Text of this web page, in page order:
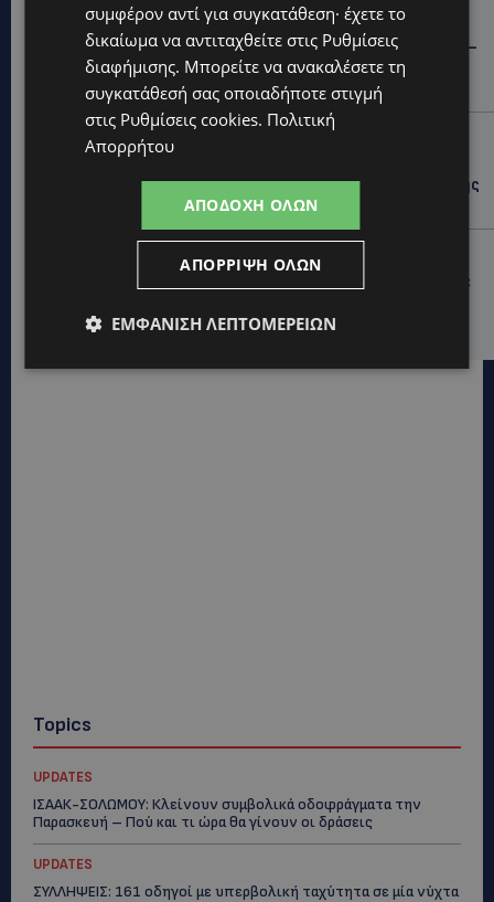
STORIES
ΓΕΝΕΘΛΙΟΣ ΗΜΕΡΑ: Η ηλικία είναι μόνο ένας αριθμός –
Οι άνθρωποι και οι στιγμές είναι η πραγματική μας
ιστορία
STORIES
μητέρα τριών παιδιών – Έρανος για τη θεραπεία της
ΚΑΤΑΓΓΕΛΙΑ: Για άνδρα που φέρεται να παρενοχλούσε
έρευνες
Topics
UPDATES
ΙΣΑΑΚ-ΣΟΛΩΜΟΥ: Κλείνουν συμβολικά οδοφράγματα την
Παρασκευή – Πού και τι ώρα θα γίνουν οι δράσεις
UPDATES
ΣΥΛΛΗΨΕΙΣ: 161 οδηγοί με υπερβολική ταχύτητα σε μία νύχτα
συμφέρον αντί για συγκατάθεση· έχετε το
δικαίωμα να αντιταχθείτε στις Ρυθμίσεις
διαφήμισης. Μπορείτε να ανακαλέσετε τη
συγκατάθεσή σας οποιαδήποτε στιγμή
στις Ρυθμίσεις cookies. Πολιτική
Απορρήτου
ΑΠΟΔΟΧΉ ΌΛΩΝ
ΑΠΌΡΡΙΨΗ ΌΛΩΝ
ΕΜΦΆΝΙΣΗ ΛΕΠΤΟΜΕΡΕΙΏΝ